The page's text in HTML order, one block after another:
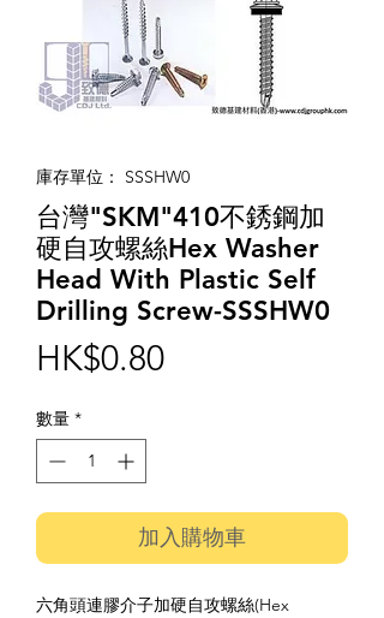
庫存單位： SSSHW0
台灣"SKM"410不銹鋼加
硬自攻螺絲Hex Washer
Head With Plastic Self
Drilling Screw-SSSHW0
HK$0.80價
數量 *
加入購物車
六角頭連膠介子加硬自攻螺絲(Hex